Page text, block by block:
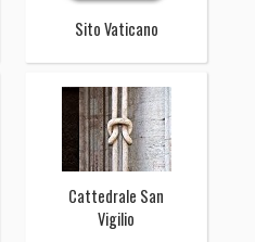
Sito Vaticano
Cattedrale San
Vigilio